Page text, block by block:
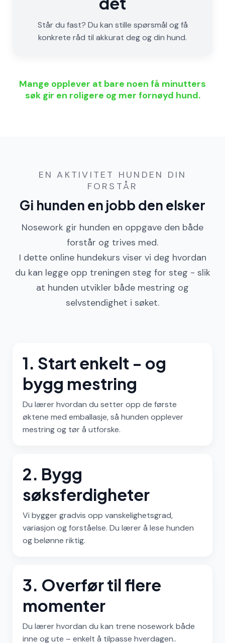
Står du fast? Du kan stille spørsmål og få
konkrete råd til akkurat deg og din hund.
Mange opplever at bare noen få minutters
søk gir en roligere og mer fornøyd hund.
EN AKTIVITET HUNDEN DIN
FORSTÅR
Gi hunden en jobb den elsker
Nosework gir hunden en oppgave den både
forstår og trives med.
I dette online hundekurs viser vi deg hvordan
du kan legge opp treningen steg for steg - slik
at hunden utvikler både mestring og
selvstendighet i søket.
1. Start enkelt - og
bygg mestring
Du lærer hvordan du setter opp de første
øktene med emballasje, så hunden opplever
mestring og tør å utforske.
2. Bygg
søksferdigheter
Vi bygger gradvis opp vanskelighetsgrad,
variasjon og forståelse. Du lærer å lese hunden
og belønne riktig.
3. Overfør til flere
momenter
Du lærer hvordan du kan trene nosework både
inne og ute – enkelt å tilpasse hverdagen..